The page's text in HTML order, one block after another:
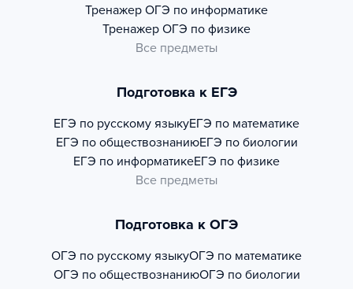
Тренажер ОГЭ по информатике
Тренажер ОГЭ по физике
Все предметы
Подготовка к ЕГЭ
ЕГЭ по русскому языкуЕГЭ по математике
ЕГЭ по обществознаниюЕГЭ по биологии
ЕГЭ по информатикеЕГЭ по физике
Все предметы
Подготовка к ОГЭ
ОГЭ по русскому языкуОГЭ по математике
ОГЭ по обществознаниюОГЭ по биологии